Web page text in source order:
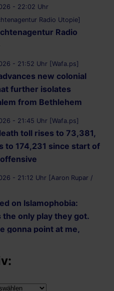
- 22:02 Uhr
Radio Utopie]
Radio
- 21:52 Uhr [Wafa.ps]
new colonial
further isolates
from Bethlehem
- 21:45 Uhr [Wafa.ps]
toll rises to 73,381,
to 174,231 since start of
- 21:12 Uhr [Aaron Rupar /
on Islamophobia:
the only play they got.
gonna point at me,
‚Wow, he‘s
That‘s the best you